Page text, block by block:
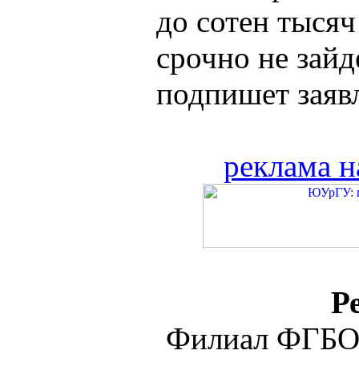
до сотен
срочно не
подпишет
реклама
Филиал